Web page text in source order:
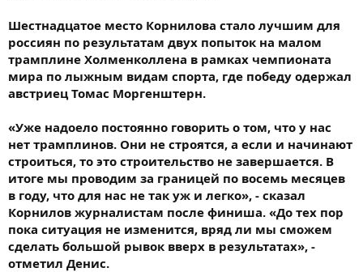
Шестнадцатое место Корнилова стало лучшим для
россиян по результатам двух попыток на малом
трамплине Холменколлена в рамках чемпионата
мира по лыжным видам спорта, где победу одержал
австриец Томас Моргенштерн.
«Уже надоело постоянно говорить о том, что у нас
нет трамплинов. Они не строятся, а если и начинают
строиться, то это строительство не завершается. В
итоге мы проводим за границей по восемь месяцев
в году, что для нас не так уж и легко», - сказал
Корнилов журналистам после финиша. «До тех пор
пока ситуация не изменится, вряд ли мы сможем
сделать большой рывок вверх в результатах», -
отметил Денис.